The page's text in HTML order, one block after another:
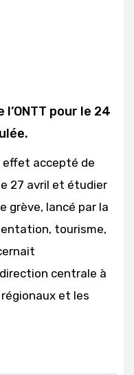
pour le 24
effet accepté de
27 avril et étudier
grève, lancé par la
tourisme,
centrale à
et les